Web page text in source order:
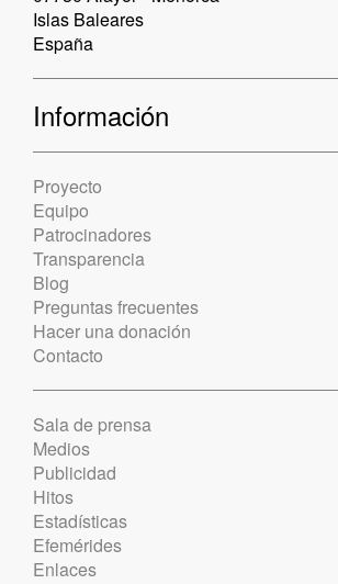
Islas Baleares
España
Información
Proyecto
Equipo
Patrocinadores
Transparencia
Blog
Preguntas frecuentes
Hacer una donación
Contacto
Sala de prensa
Medios
Publicidad
Hitos
Estadísticas
Efemérides
Enlaces